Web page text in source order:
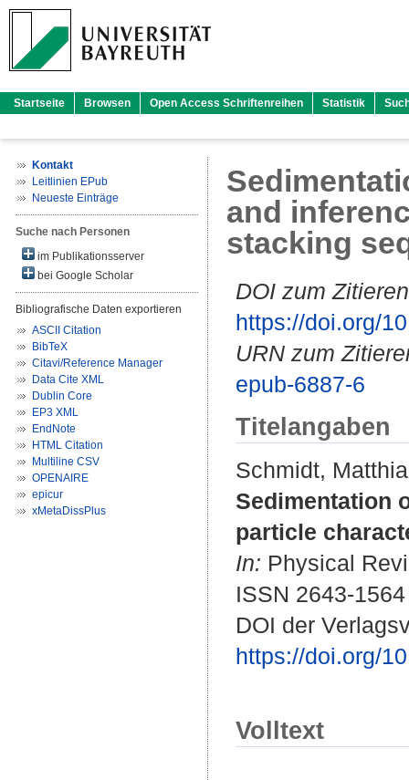
Startseite Browsen Open Access Schriftenreihen Statistik
Kontakt
Leitlinien EPub
Neueste Einträge
Suche nach Personen
im Publikationsserver
bei Google Scholar
Bibliografische Daten exportieren
ASCII Citation
BibTeX
Citavi/Reference Manager
Data Cite XML
Dublin Core
EP3 XML
EndNote
HTML Citation
Multiline CSV
OPENAIRE
epicur
xMetaDissPlus
and
stacking
DOI zum
https://doi.org/
URN zum
epub-6887-6
Titelangaben
Schmidt,
Sedimentation
particle
In: Physical
ISSN 2643-1564
DOI der
https://doi.org/
Volltext